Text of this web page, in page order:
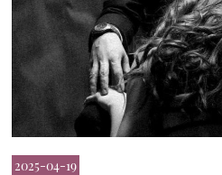
2025-04-19